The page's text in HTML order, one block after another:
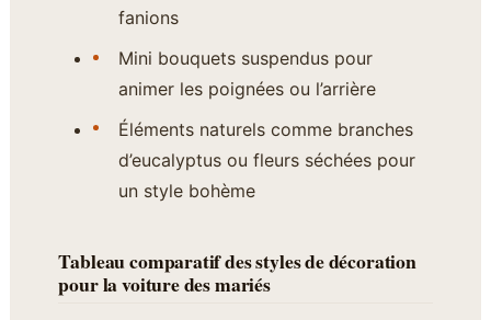
fanions
Mini bouquets suspendus pour
animer les poignées ou l’arrière
Éléments naturels comme branches
d’eucalyptus ou fleurs séchées pour
un style bohème
Tableau comparatif des styles de décoration
pour la voiture des mariés